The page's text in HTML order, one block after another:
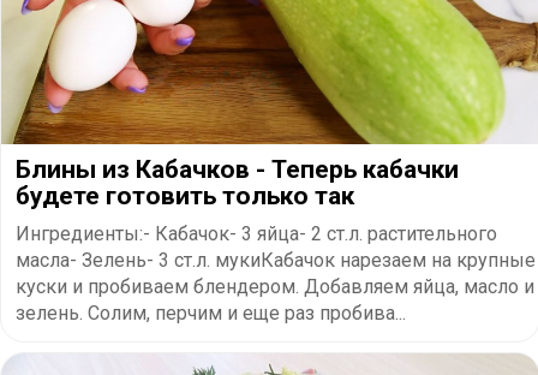
Блины из Кабачков - Теперь кабачки
будете готовить только так
Ингредиенты:- Кабачок- 3 яйца- 2 ст.л. растительного
масла- Зелень- 3 ст.л. мукиКабачок нарезаем на крупные
куски и пробиваем блендером. Добавляем яйца, масло и
зелень. Солим, перчим и еще раз пробива...